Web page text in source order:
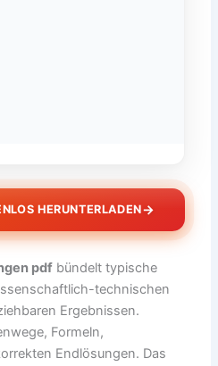
HERUNTERLADEN→
pdf bündelt typische
technischen
Ergebnissen.
Formeln,
Endlösungen. Das